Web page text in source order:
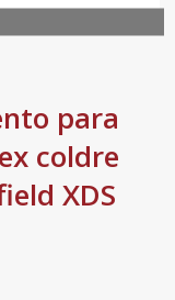
para
coldre
XDS